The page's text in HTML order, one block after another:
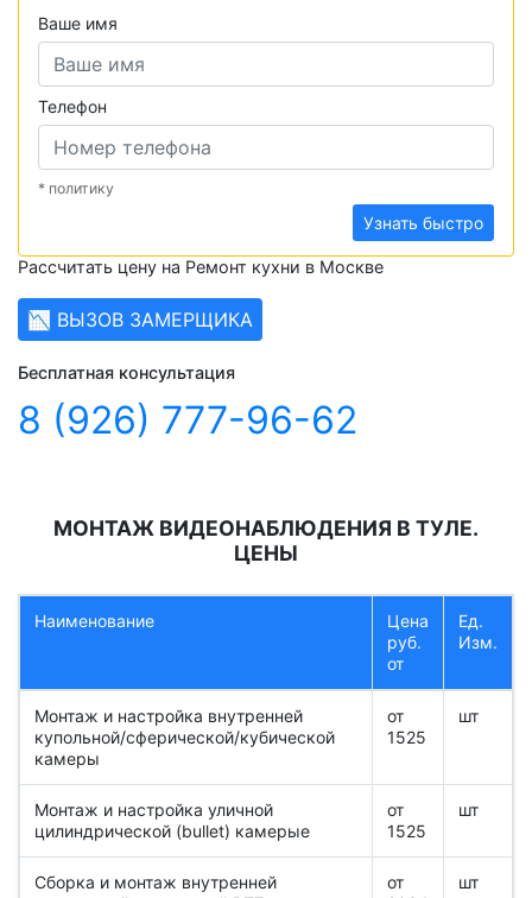
Ваше имя
Телефон
* политику
Узнать быстро
Рассчитать цену на Ремонт кухни в Москве
📉 ВЫЗОВ ЗАМЕРЩИКА
Бесплатная консультация
8 (926) 777-96-62
МОНТАЖ ВИДЕОНАБЛЮДЕНИЯ В ТУЛЕ.
ЦЕНЫ
Наименование
Цена
руб.
от
Ед.
Изм.
Монтаж и настройка внутренней
купольной/сферической/кубической
камеры
от
1525
шт
Монтаж и настройка уличной
цилиндрической (bullet) камерыe
от
1525
шт
Сборка и монтаж внутренней
от
шт